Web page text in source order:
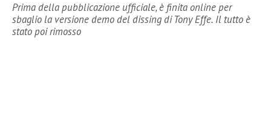
Prima della pubblicazione ufficiale, è finita online per
sbaglio la versione demo del dissing di Tony Effe. Il tutto è
stato poi rimosso